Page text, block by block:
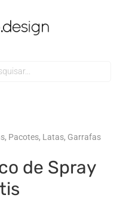
Pacotes, Latas, Garrafas
de Spray